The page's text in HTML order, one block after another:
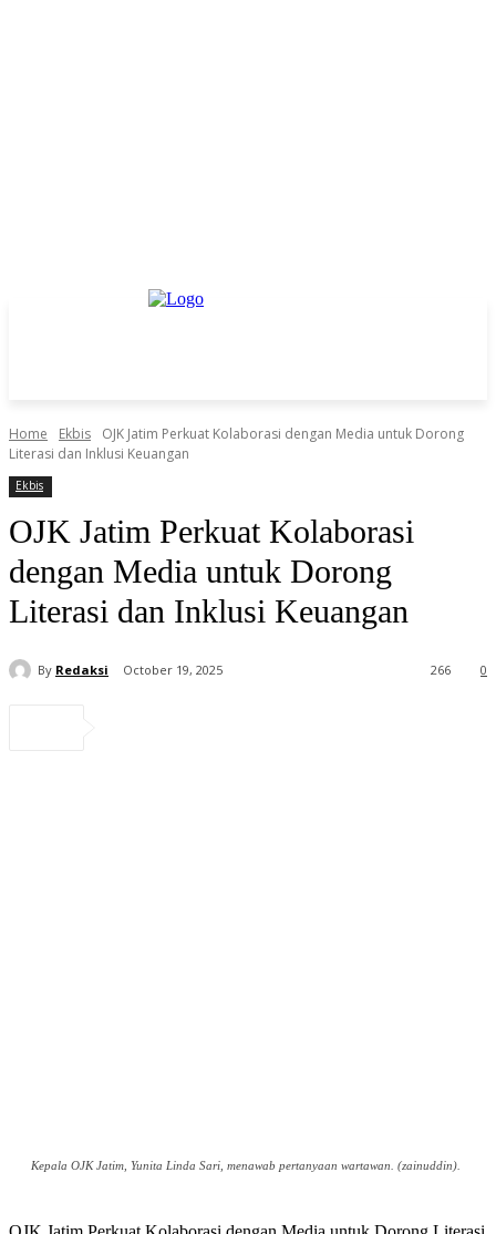
Home Ekbis
OJK Jatim Perkuat Kolaborasi dengan Media untuk Dorong
Literasi dan Inklusi Keuangan
Ekbis
OJK Jatim Perkuat Kolaborasi
dengan Media untuk Dorong
Literasi dan Inklusi Keuangan
By Redaksi October 19, 2025 0
266
Kepala OJK Jatim, Yunita Linda Sari, menawab pertanyaan wartawan. (zainuddin).